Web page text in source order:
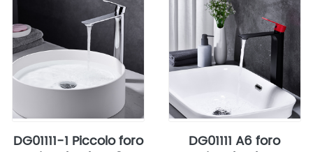
DG01111-1 Piccolo foro DG01111 A6 foro